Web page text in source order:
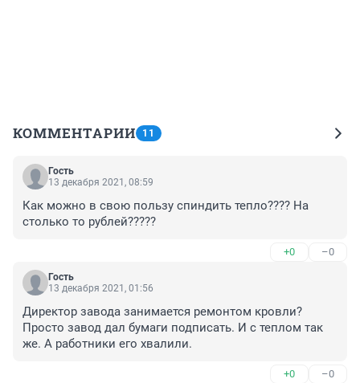
КОММЕНТАРИИ 11
Гость
13 декабря 2021, 08:59
Как можно в свою пользу спиндить тепло???? На
столько то рублей?????
+0 –0
Гость
13 декабря 2021, 01:56
Директор завода занимается ремонтом кровли?
Просто завод дал бумаги подписать. И с теплом так
же. А работники его хвалили.
+0 –0